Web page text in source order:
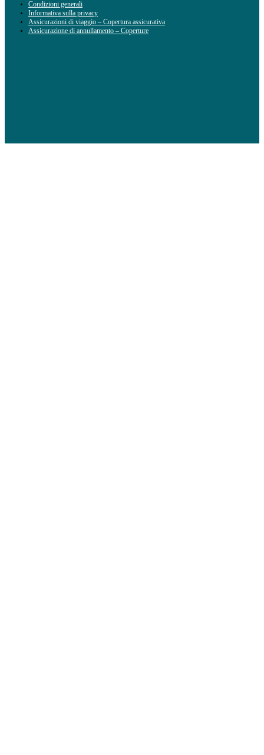
Condizioni generali
Informativa sulla privacy
Assicurazioni di viaggio – Copertura assicurativa
Assicurazione di annullamento – Coperture